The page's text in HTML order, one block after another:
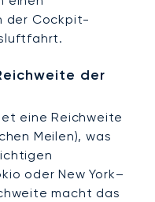
der Cockpit-
der
eine Reichweite
Meilen), was
oder New York–
macht das